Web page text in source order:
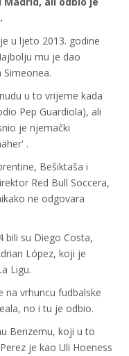
u ljeto 2013. godine
mu je dao
u to vrijeme kada
Pep Guardiola), ali
je njemački
.
Bešiktaša i
Red Bull Soccera,
ne odgovara
bili su Diego Costa,
López, koji je
Ligu.
na vrhuncu fudbalske
no i tu je odbio.
Benzemu, koji u to
je kao Uli Hoeness